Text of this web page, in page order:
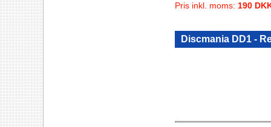
Pris inkl. moms: 190
Discmania DD1 -